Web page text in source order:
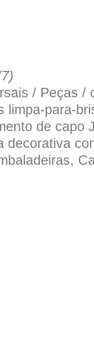
/ Peças
limpa-para-
de
decorativa